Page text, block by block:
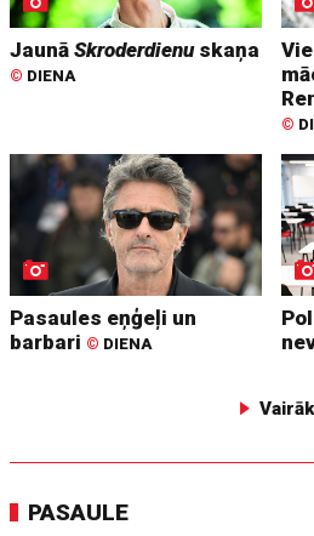
JaunāSkroderdienuskaņa
© DIENA
©
Pasaules eņģeļi un
barbari © DIENA
Vairāk
PASAULE